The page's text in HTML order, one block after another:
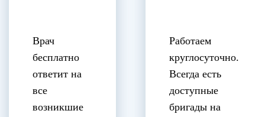
Врач
бесплатно
ответит на
все
возникшие
Работаем
круглосуточно.
Всегда есть
доступные
бригады на